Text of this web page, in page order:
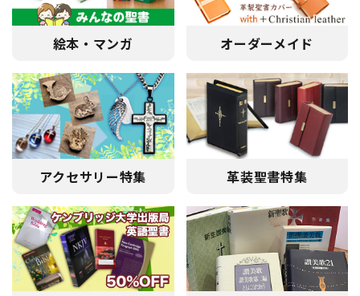
【店名「バイブルハウス東京」へ変更のお知らせ】
2025年6月2日より店名を「バイブルハウス東京」へ変更
いたしました。変わらず、聖書をはじめ、キリスト教書籍
や用品をお届けするために励んでまいります。ご用命をお
絵本・マンガ オーダーメイド
アクセサリー特集 革装聖書特集